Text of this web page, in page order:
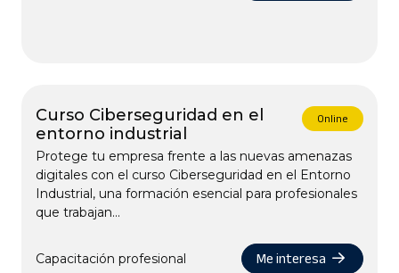
Curso Ciberseguridad en el
entorno industrial
Online
Protege tu empresa frente a las nuevas amenazas
digitales con el curso Ciberseguridad en el Entorno
Industrial, una formación esencial para profesionales
que trabajan...
Capacitación profesional Me interesa